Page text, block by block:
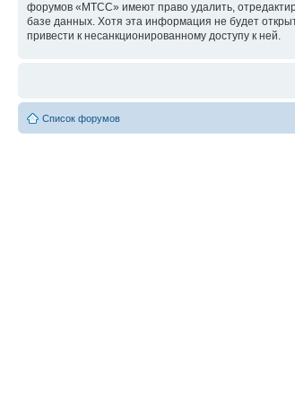
форумов «МТСС» имеют право удалить,
базе данных. Хотя эта информация не будет
привести к несанкционированному доступу к ней.
Список форумов